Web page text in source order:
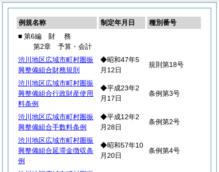
例規名称 制定年月日
種別番号
■ 第6編 財 務
第2章 予算・会計
渋川地区広域市町村圏振
興整備組合財務規則
◆昭和47年5
月12日
規則第18号
渋川地区広域市町村圏振
興整備組合行政財産使用
料条例
◆平成23年2
月17日
条例第3号
渋川地区広域市町村圏振
興整備組合手数料条例
◆平成12年2
月28日
条例第2号
渋川地区広域市町村圏振
興整備組合延滞金徴収条
例
◆昭和57年10
月20日
条例第4号